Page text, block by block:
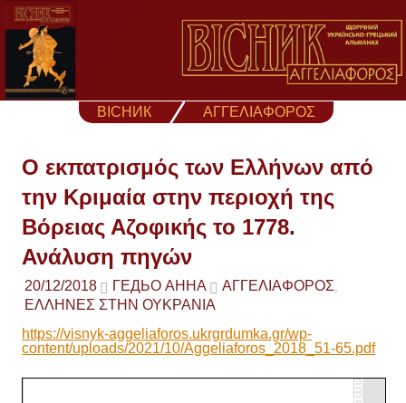
Skip
content
ВІСНИК ΑΓΓΕΛΙΑΦΟΡΟΣ
Ο εκπατρισμός των Ελλήνων από
την Κριμαία στην περιοχή της
Βόρειας Αζοφικής το 1778.
Ανάλυση πηγών
20/12/2018 ГЕДЬО АННА ΑΓΓΕΛΙΑΦΟΡΟΣ
ΕΛΛΗΝΕΣ ΣΤΗΝ ΟΥΚΡΑΝΙΑ
https://visnyk-aggeliaforos.ukrgrdumka.gr/wp-
content/uploads/2021/10/Aggeliaforos_2018_51-65.pdf